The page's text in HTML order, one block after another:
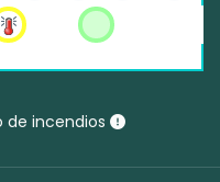
de incendios